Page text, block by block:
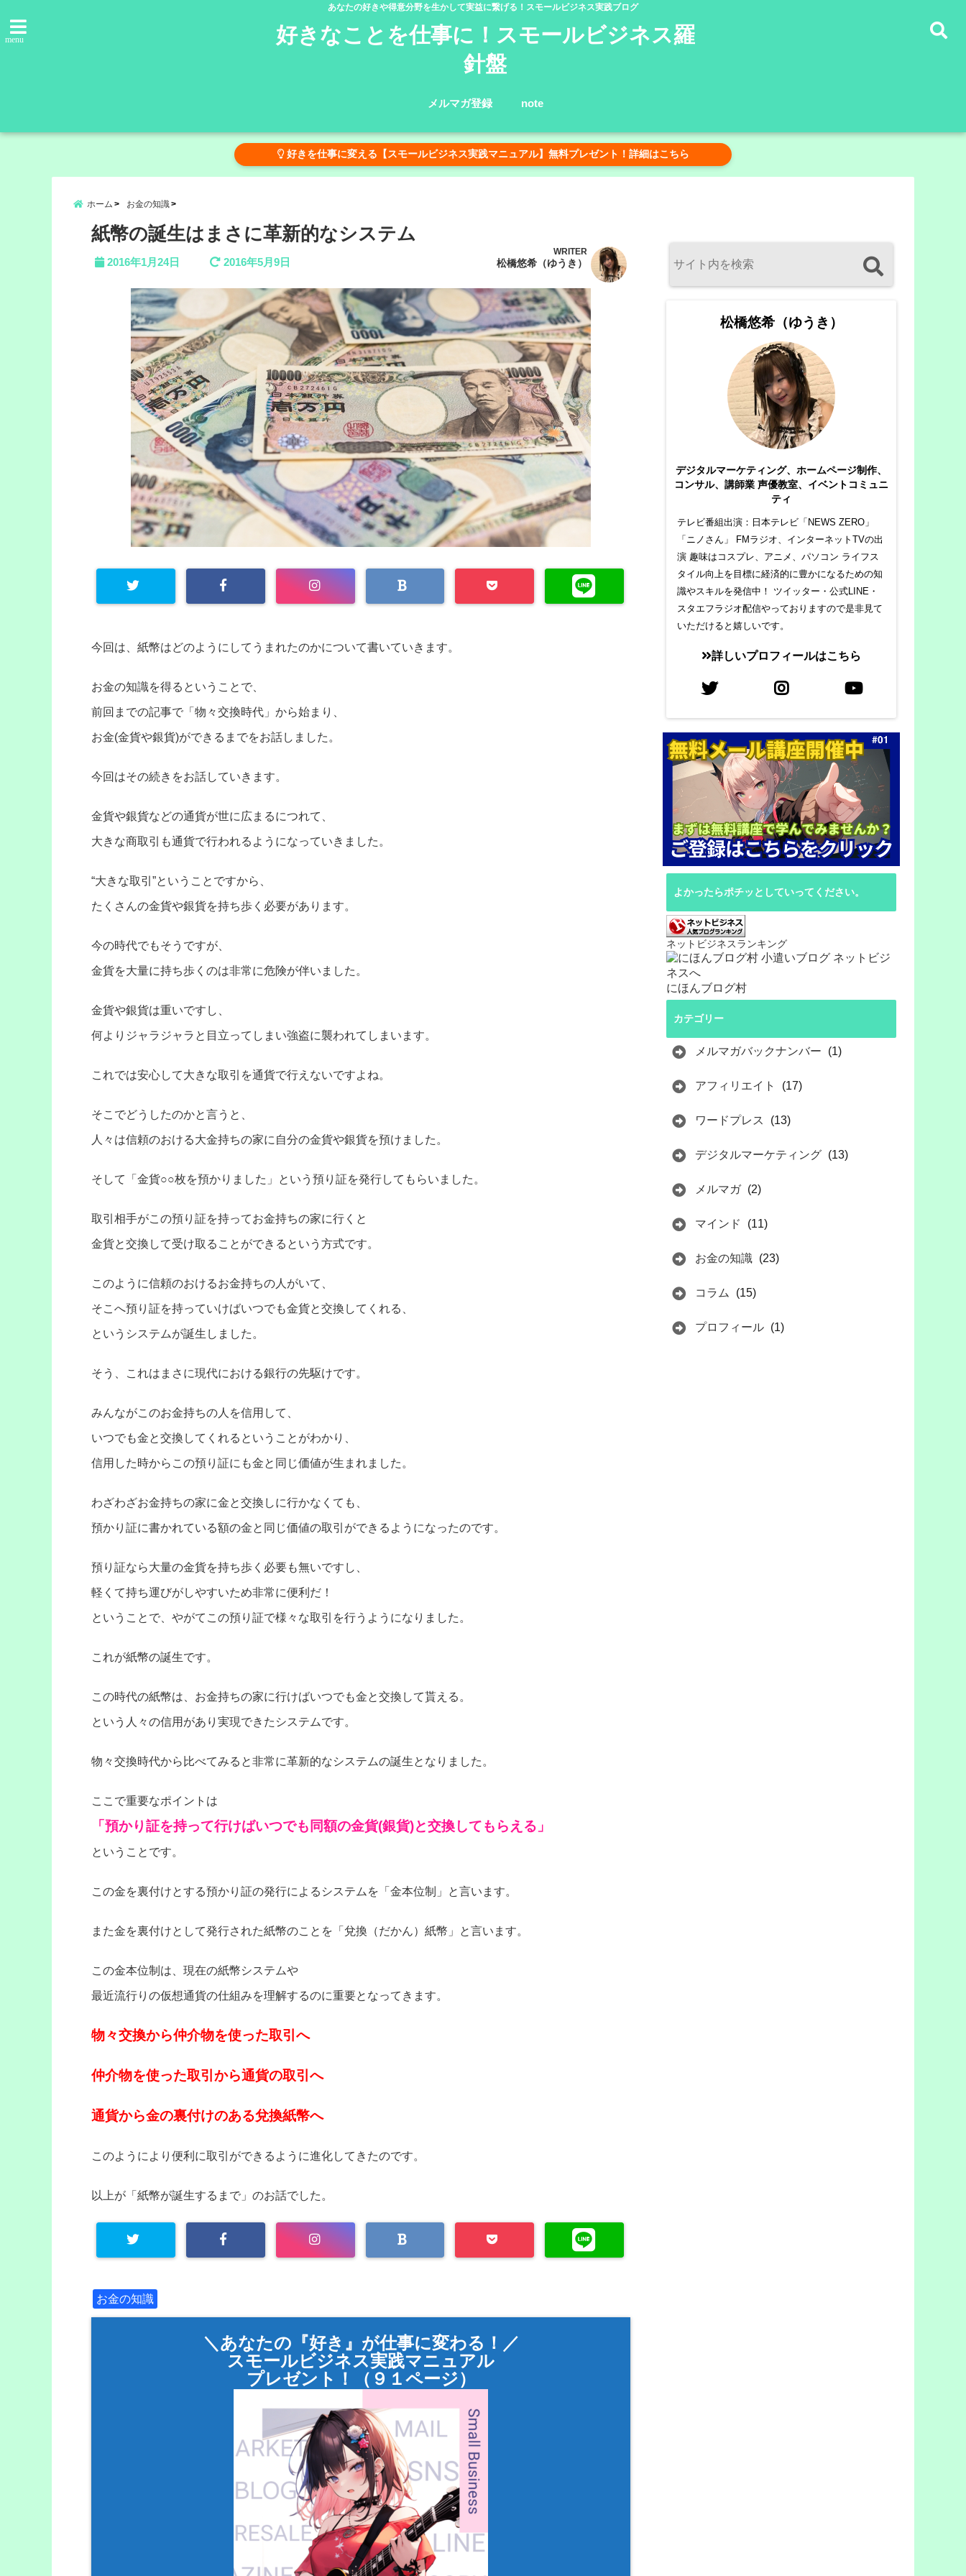
あなたの好きや得意分野を生かして実益に繋げる！スモールビジネス実践ブログ
menu
好きなことを仕事に！スモールビジネス羅
針盤
メルマガ登録 note
好きを仕事に変える【スモールビジネス実践マニュアル】無料プレゼント！詳細はこちら
ホーム お金の知識
紙幣の誕生はまさに革新的なシステム
2016年1月24日 2016年5月9日
WRITER
松橋悠希（ゆうき）
今回は、紙幣はどのようにしてうまれたのかについて書いていきます。
お金の知識を得るということで、
前回までの記事で「物々交換時代」から始まり、
お金(金貨や銀貨)ができるまでをお話しました。
今回はその続きをお話していきます。
金貨や銀貨などの通貨が世に広まるにつれて、
大きな商取引も通貨で行われるようになっていきました。
“大きな取引”ということですから、
たくさんの金貨や銀貨を持ち歩く必要があります。
今の時代でもそうですが、
金貨を大量に持ち歩くのは非常に危険が伴いました。
金貨や銀貨は重いですし、
何よりジャラジャラと目立ってしまい強盗に襲われてしまいます。
これでは安心して大きな取引を通貨で行えないですよね。
そこでどうしたのかと言うと、
人々は信頼のおける大金持ちの家に自分の金貨や銀貨を預けました。
そして「金貨○○枚を預かりました」という預り証を発行してもらいました。
取引相手がこの預り証を持ってお金持ちの家に行くと
金貨と交換して受け取ることができるという方式です。
このように信頼のおけるお金持ちの人がいて、
そこへ預り証を持っていけばいつでも金貨と交換してくれる、
というシステムが誕生しました。
そう、これはまさに現代における銀行の先駆けです。
みんながこのお金持ちの人を信用して、
いつでも金と交換してくれるということがわかり、
信用した時からこの預り証にも金と同じ価値が生まれました。
わざわざお金持ちの家に金と交換しに行かなくても、
預かり証に書かれている額の金と同じ価値の取引ができるようになったのです。
預り証なら大量の金貨を持ち歩く必要も無いですし、
軽くて持ち運びがしやすいため非常に便利だ！
ということで、やがてこの預り証で様々な取引を行うようになりました。
これが紙幣の誕生です。
この時代の紙幣は、お金持ちの家に行けばいつでも金と交換して貰える。
という人々の信用があり実現できたシステムです。
物々交換時代から比べてみると非常に革新的なシステムの誕生となりました。
ここで重要なポイントは
「預かり証を持って行けばいつでも同額の金貨(銀貨)と交換してもらえる」
ということです。
この金を裏付けとする預かり証の発行によるシステムを「金本位制」と言います。
また金を裏付けとして発行された紙幣のことを「兌換（だかん）紙幣」と言います。
この金本位制は、現在の紙幣システムや
最近流行りの仮想通貨の仕組みを理解するのに重要となってきます。
物々交換から仲介物を使った取引へ
仲介物を使った取引から通貨の取引へ
通貨から金の裏付けのある兌換紙幣へ
このようにより便利に取引ができるように進化してきたのです。
以上が「紙幣が誕生するまで」のお話でした。
お金の知識
＼あなたの『好き』が仕事に変わる！／
スモールビジネス実践マニュアル
プレゼント！（９１ページ）
松橋悠希（ゆうき）
デジタルマーケティング、ホームページ制作、
コンサル、講師業 声優教室、イベントコミュニ
ティ
テレビ番組出演：日本テレビ「NEWS ZERO」
「ニノさん」 FMラジオ、インターネットTVの出
演 趣味はコスプレ、アニメ、パソコン ライフス
タイル向上を目標に経済的に豊かになるための知
識やスキルを発信中！ ツイッター・公式LINE・
スタエフラジオ配信やっておりますので是非見て
いただけると嬉しいです。
詳しいプロフィールはこちら
よかったらポチッとしていってください。
ネットビジネスランキング
にほんブログ村
カテゴリー
メルマガバックナンバー (1)
アフィリエイト (17)
ワードプレス (13)
デジタルマーケティング (13)
メルマガ (2)
マインド (11)
お金の知識 (23)
コラム (15)
プロフィール (1)